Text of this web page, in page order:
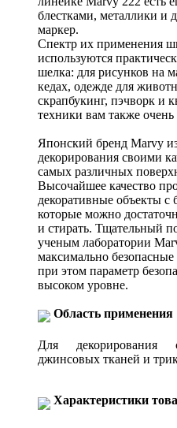
блестками, металлики и
маркер.
Спектр их применения
используются
шелка: для рисунков на
кедах, одежде для
скрапбукинг, пэчворк и
техники вам также
Японский бренд Marvy
декорирования своими
самых различных
Высочайшее качество
декоративные объекты
которые можно
и стирать. Тщательный
ученым лаборатории
максимально
при этом параметр
высоком уровне.
Область применения
Для декорирования
джинсовых тканей и
Характеристики